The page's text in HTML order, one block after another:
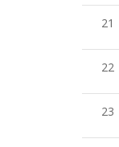
21
22
23